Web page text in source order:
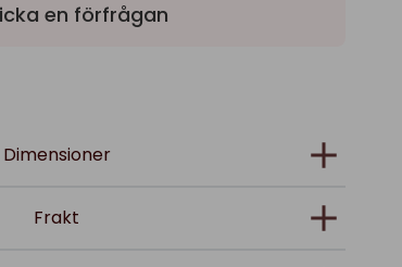
en förfrågan
Dimensioner
Frakt